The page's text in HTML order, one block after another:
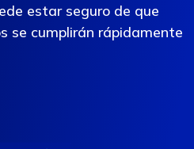
estar seguro de que
se cumplirán rápidamente